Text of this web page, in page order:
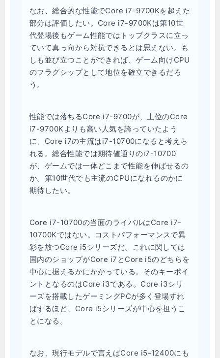
なお、総合的な性能でCore i7-9700Kを超えた
部分は評価したい。Core i7-9700Kは第10世
代登場後もゲーム性能ではトップクラスに立っ
ていて真っ向から対抗できるとは思えない。も
しも並び立つことができれば、ゲーム向けCPU
のフラグシップとして地位を確立できるだろ
う。
性能では落ちるCore i7-9700が、上位のCore
i7-9700Kよりも高い人気を誇っていたよう
に、Core i7の主流はi7-10700になると考えら
れる。総合性能では期待値通りのi7-10700
が、ゲームでは一体どこまで性能を伸ばせるの
か。第10世代でも主流のCPUになれるのかに
期待したい。
Core i7-10700の当面のライバルはCore i7-
10700Kではない。コストパフォーマンスで異
彩を放つCore i5シリーズだ。これに関しては
国内のショップがCore i7とCore i5のどちらを
中心に据えるかにかかっている。そのキーポイ
ントとなるのはCore i3である。Core i3シリ
ーズを搭載したゲーミングPCが多く登場すれ
ばするほど、Core i5シリーズが中心を担うこ
とになる。
なお、現行モデルで言えばCore i5-12400にも